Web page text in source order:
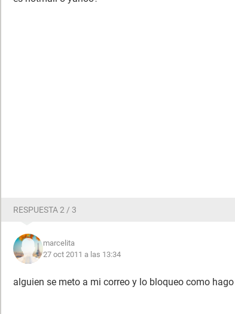
RESPUESTA 2 / 3
marcelita
27 oct 2011 a las 13:34
alguien se meto a mi correo y lo bloqueo como